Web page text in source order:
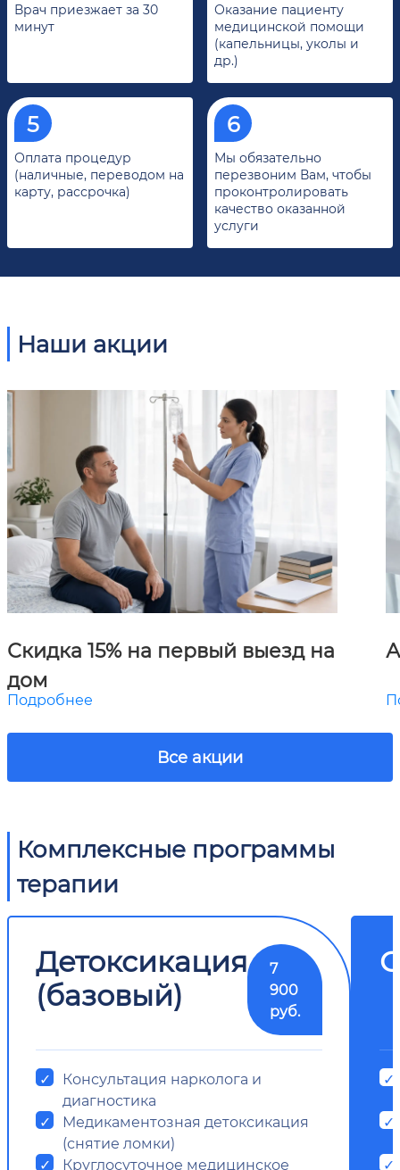
Врач приезжает за 30
минут
Оказание пациенту
медицинской помощи
(капельницы, уколы и
др.)
Оплата процедур
(наличные, переводом на
карту, рассрочка)
Мы обязательно
перезвоним Вам, чтобы
проконтролировать
качество оказанной
услуги
Наши акции
Скидка 15% на первый выезд на
дом
Подробнее
Все акции
Комплексные программы
терапии
Детоксикация
(базовый)
7
900
руб.
Консультация нарколога и
диагностика
Медикаментозная детоксикация
(снятие ломки)
Круглосуточное медицинское